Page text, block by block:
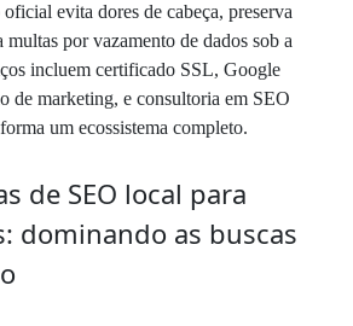
evita dores de cabeça, preserva
multas por vazamento de dados sob a
incluem certificado SSL, Google
de marketing, e consultoria em SEO
um ecossistema completo.
de SEO local para
dominando as buscas